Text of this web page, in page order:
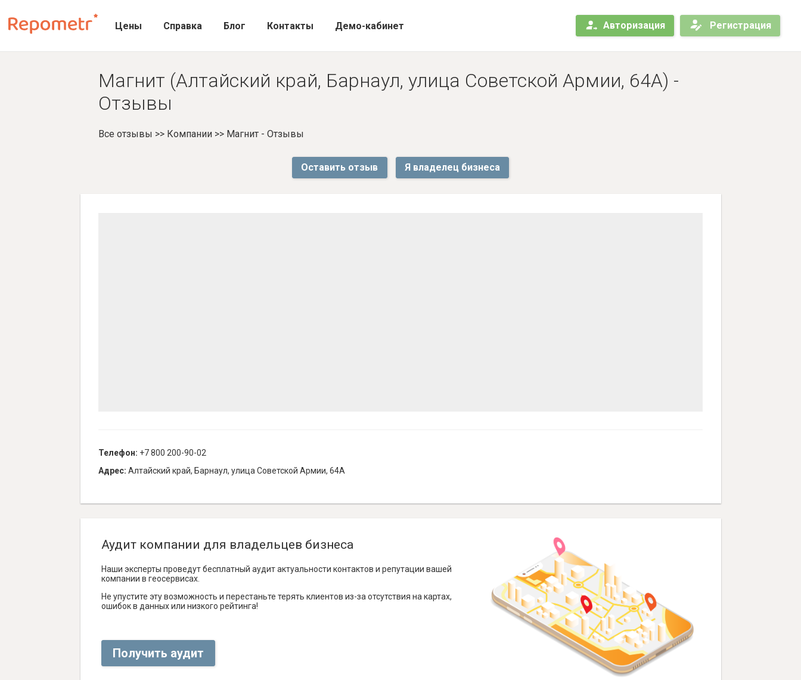
Цены Справка Блог Контакты Демо-кабинет Авторизация Регистрация
Магнит (Алтайский край, Барнаул, улица Советской Армии, 64А) -
Отзывы
Все отзывы >> Компании>> Магнит - Отзывы
Оставить отзыв Я владелец бизнеса
Телефон: +7 800 200-90-02
Адрес: Алтайский край, Барнаул, улица Советской Армии, 64А
Аудит компании для владельцев бизнеса
Наши эксперты проведут бесплатный аудит актуальности контактов и репутации вашей
компании в геосервисах.
Не упустите эту возможность и перестаньте терять клиентов из-за отсутствия на картах,
ошибок в данных или низкого рейтинга!
Получить аудит